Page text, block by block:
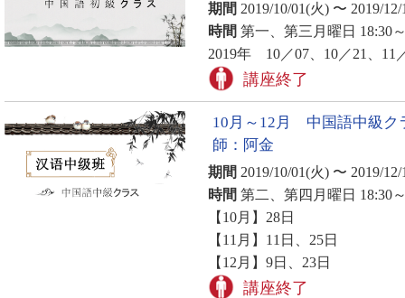
期間 2019/10/01(火) 〜 2019/
時間 第一、第三月曜日 18:30
2019年 10／07、10／21、11
講座終了
10月～12月 中国語中級
師：阿金
期間 2019/10/01(火) 〜 2019/
時間 第二、第四月曜日 18:30
【10月】28日
【11月】11日、25日
【12月】9日、23日
講座終了